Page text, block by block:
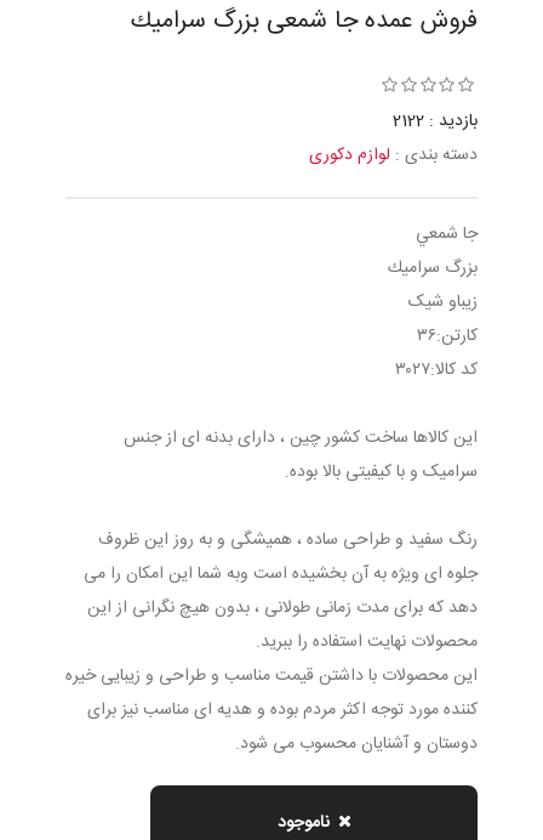
فروش عمده جا شمعی بزرگ سراميك
بازدید : 2122
دسته بندی : لوازم دکوری
جا شمعي
بزرگ سراميك
زیباو شیک
کارتن:٣٦
كد كالا:٣٠٢٧
این کالاها ساخت کشور چین ، دارای بدنه ای از جنس
سرامیک و با کیفیتی بالا بوده.
رنگ سفید و طراحی ساده ، همیشگی و به روز این ظروف
جلوه ای ویژه به آن بخشیده است وبه شما این امکان را می
دهد که برای مدت زمانی طولانی ، بدون هیچ نگرانی از این
محصولات نهایت استفاده را ببرید.
این محصولات با داشتن قیمت مناسب و طراحی و زیبایی خیره
کننده مورد توجه اکثر مردم بوده و هدیه ای مناسب نیز برای
دوستان و آشنایان محسوب می شود.
ناموجود